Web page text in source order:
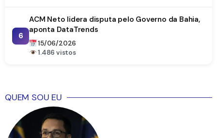
6
ACM Neto lidera disputa pelo Governo da Bahia,
aponta DataTrends
15/06/2026
1.486 vistos
QUEM SOU EU